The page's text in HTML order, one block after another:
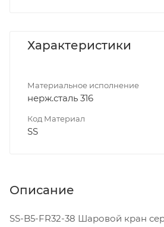
Характеристики
Материальное исполнение
нерж.сталь 316
Код Материал
SS
Описание
SS-B5-FR32-38 Шаровой кран